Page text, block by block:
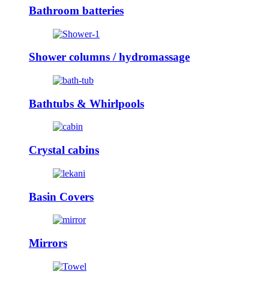
Bathroom batteries
Shower columns / hydromassage
Bathtubs & Whirlpools
Crystal cabins
Basin Covers
Mirrors